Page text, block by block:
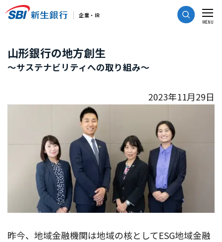
CLOSE
MENU
山形銀行の地方創生
～サステナビリティへの取り組み～
2023年11月29日
昨今、地域金融機関は地域の核としてESG地域金融
企業・IR